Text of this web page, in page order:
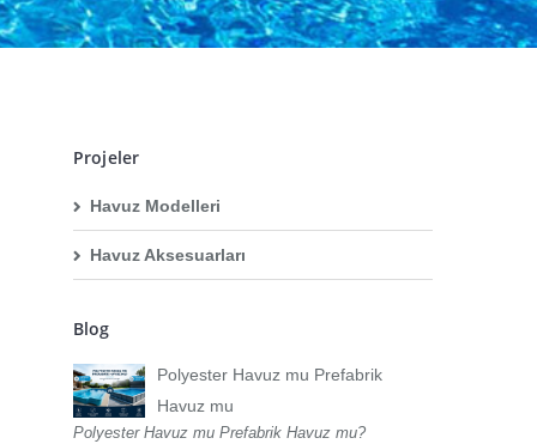
Projeler
Havuz Modelleri
Havuz Aksesuarları
Blog
Polyester Havuz mu Prefabrik
Havuz mu
Polyester Havuz mu Prefabrik Havuz mu?